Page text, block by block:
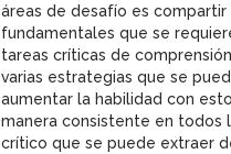
áreas de desafío es compartir
fundamentales que se
tareas críticas de
varias estrategias que se
aumentar la habilidad con
manera consistente en todos
crítico que se puede extraer